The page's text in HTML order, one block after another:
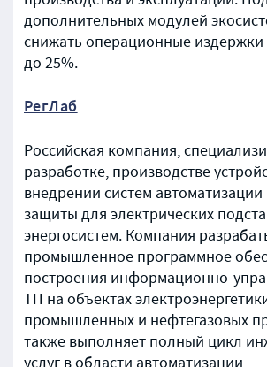
дополнительных модулей
снижать операционные
до 25%.
РегЛаб
Российская компания,
разработке, производстве
внедрении систем
защиты для электрических
энергосистем. Компания
промышленное программное
построения информационно-
ТП на объектах
промышленных и нефтегазовых
также выполняет полный цикл